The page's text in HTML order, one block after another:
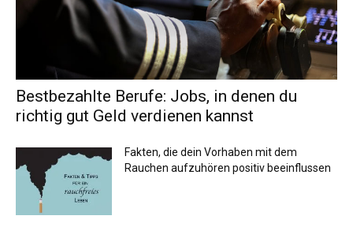
Bestbezahlte Berufe: Jobs, in denen du
richtig gut Geld verdienen kannst
Fakten, die dein Vorhaben mit dem
Rauchen aufzuhören positiv beeinflussen